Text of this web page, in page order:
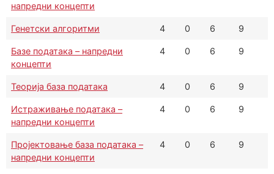
напредни концепти
Генетски алгоритми 4 0 6 9
Базе података – напредни
концепти
4 0 6 9
Теорија база података 4 0 6 9
Истраживање података –
напредни концепти
4 0 6 9
Пројектовање база података –
напредни концепти
4 0 6 9